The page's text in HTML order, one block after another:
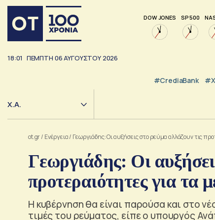
DOW JONES SP 500
18:01 ΠΕΜΠΤΗ 06ΑΥΓΟΥΣΤΟΥ 2026
#CrediaBank
Χ.Α.
ot.gr/ Ενέργεια/ Γεωργιάδης: Οι αυξήσεις στο ρεύμα αλλάζουν τις
Γεωργιάδης: Οι
προτεραιότητες για τα
Η κυβέρνηση θα είναι παρούσα και στο
τιμές του ρεύματος, είπε ο υπουργός